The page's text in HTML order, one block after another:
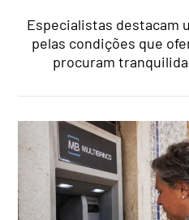
Especialistas destacam
pelas condições que
procuram